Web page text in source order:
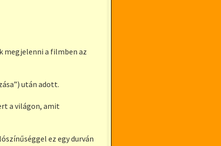
megjelenni a filmben az
után adott.
a világon, amit
ez egy durván